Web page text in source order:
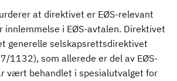
at direktivet er EØS-relevant
innlemmelse i EØS-avtalen. Direktivet
generelle selskapsrettsdirektivet
1132), som allerede er del av EØS-
vært behandlet i spesialutvalget for